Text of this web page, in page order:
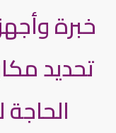
خبرة
تحديد